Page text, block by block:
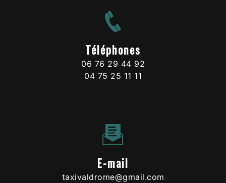
Téléphones
06 76 29 44 92
04 75 25 11 11
E-mail
taxivaldrome@gmail.com